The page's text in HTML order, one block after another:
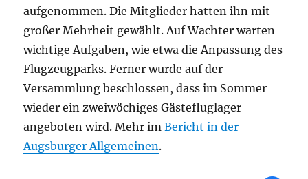
aufgenommen. Die Mitglieder hatten ihn mit
großer Mehrheit gewählt. Auf Wachter warten
wichtige Aufgaben, wie etwa die Anpassung des
Flugzeugparks. Ferner wurde auf der
Versammlung beschlossen, dass im Sommer
wieder ein zweiwöchiges Gästefluglager
angeboten wird. Mehr imBericht in der
Augsburger Allgemeinen.